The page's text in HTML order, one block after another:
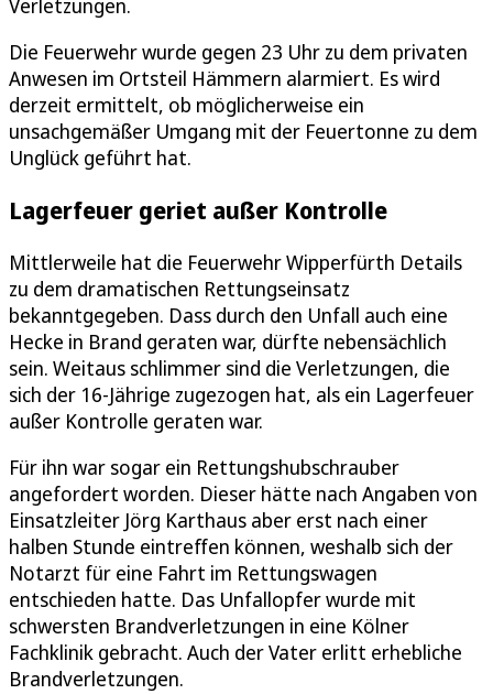
Verletzungen.
Die Feuerwehr wurde gegen 23 Uhr zu dem privaten
Anwesen im Ortsteil Hämmern alarmiert. Es wird
derzeit ermittelt, ob möglicherweise ein
unsachgemäßer Umgang mit der Feuertonne zu dem
Unglück geführt hat.
Lagerfeuer geriet außer Kontrolle
Mittlerweile hat die Feuerwehr Wipperfürth Details
zu dem dramatischen Rettungseinsatz
bekanntgegeben. Dass durch den Unfall auch eine
Hecke in Brand geraten war, dürfte nebensächlich
sein. Weitaus schlimmer sind die Verletzungen, die
sich der 16-Jährige zugezogen hat, als ein Lagerfeuer
außer Kontrolle geraten war.
Für ihn war sogar ein Rettungshubschrauber
angefordert worden. Dieser hätte nach Angaben von
Einsatzleiter Jörg Karthaus aber erst nach einer
halben Stunde eintreffen können, weshalb sich der
Notarzt für eine Fahrt im Rettungswagen
entschieden hatte. Das Unfallopfer wurde mit
schwersten Brandverletzungen in eine Kölner
Fachklinik gebracht. Auch der Vater erlitt erhebliche
Brandverletzungen.